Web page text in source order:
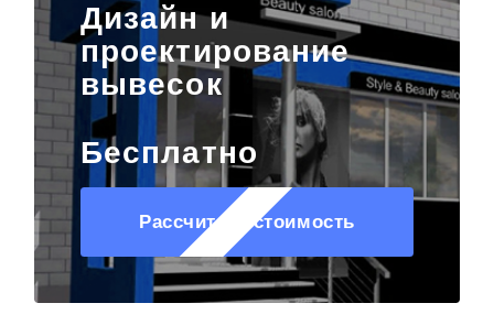
Дизайн и
проектирование
вывесок
Бесплатно
Рассчитать стоимость